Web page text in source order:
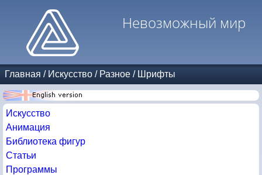
Невозможный мир
Главная / Искусство / Разное / Шрифты
Искусство
Анимация
Библиотека фигур
Статьи
Программы